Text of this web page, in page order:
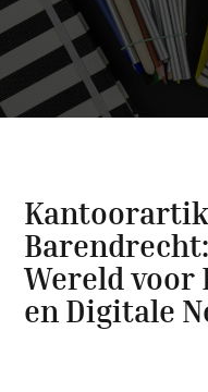
Wereld voor
en Digitale